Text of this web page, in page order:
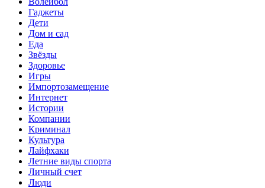
Гаджеты
Дети
Дом и сад
Еда
Звёзды
Здоровье
Игры
Импортозамещение
Интернет
Истории
Компании
Криминал
Культура
Лайфхаки
Летние виды спорта
Личный счет
Люди